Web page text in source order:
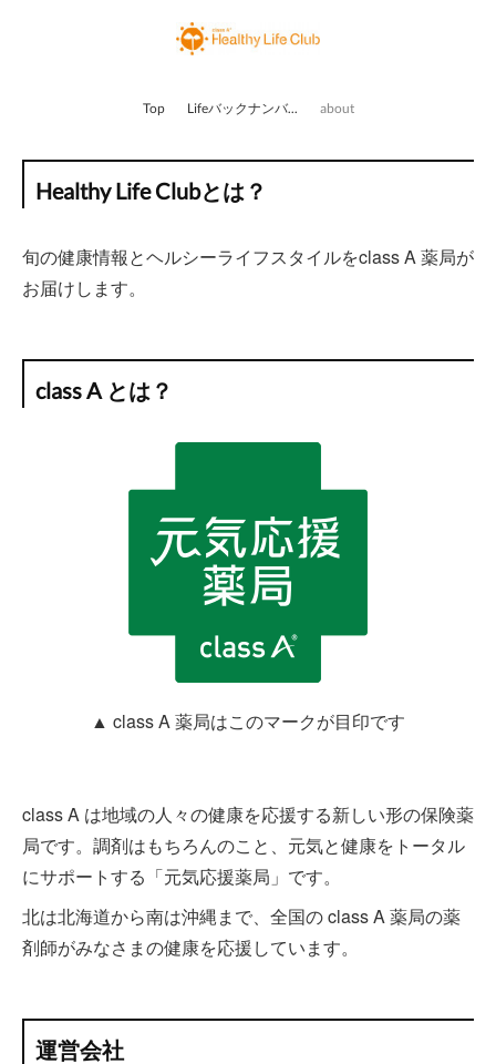
Top Lifeバックナンバー about
Healthy Life Clubとは？
旬の健康情報とヘルシーライフスタイルをclass A 薬局が
お届けします。
class A とは？
▲ class A 薬局はこのマークが目印です
class A は地域の人々の健康を応援する新しい形の保険薬
局です。調剤はもちろんのこと、元気と健康をトータル
にサポートする「元気応援薬局」です。
北は北海道から南は沖縄まで、全国の class A 薬局の薬
剤師がみなさまの健康を応援しています。
運営会社